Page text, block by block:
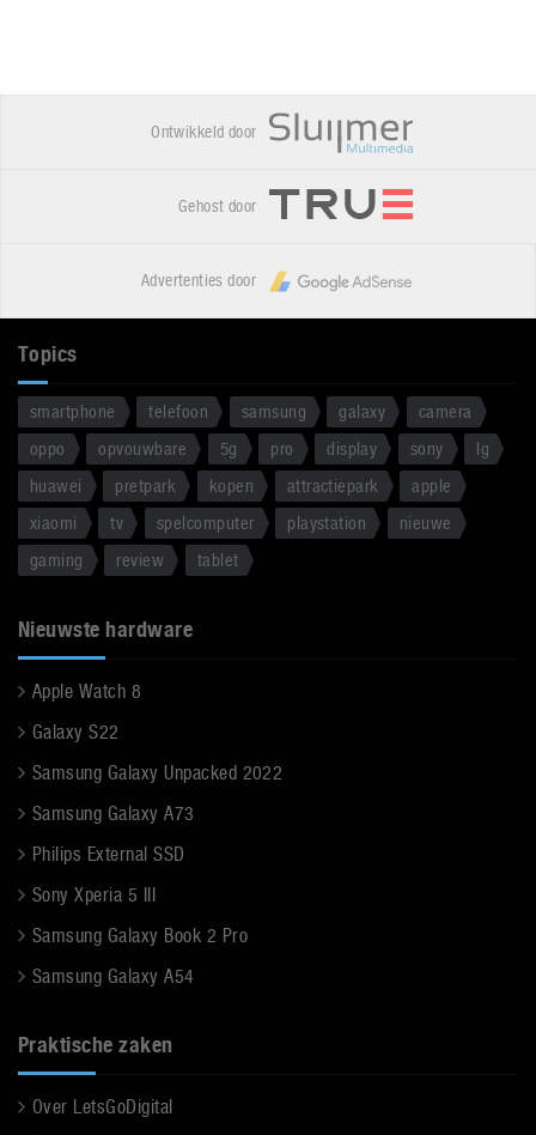
Ontwikkeld door
Gehost door
Advertenties door
Topics
smartphone telefoon samsung galaxy
camera
oppo
opvouwbare 5g pro display sony
lg
huawei
pretpark kopen attractiepark
apple
xiaomi
tv spelcomputer playstation
nieuwe
gaming
review tablet
Nieuwste hardware
Apple Watch 8
Galaxy S22
Samsung Galaxy Unpacked 2022
Samsung Galaxy A73
Philips External SSD
Sony Xperia 5 III
Samsung Galaxy Book 2 Pro
Samsung Galaxy A54
Praktische zaken
Over LetsGoDigital